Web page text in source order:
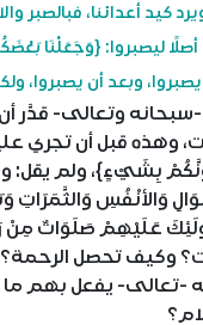
ويرد كيد أعدائنا،
يصبروا، وبعد أن يصبروا،
وتعالى- قدَّر
وهذه قبل أن تجري
بِشَيْءٍ}، ولم يقل:
وكيف تحصل
-تعالى- يفعل بهم ما